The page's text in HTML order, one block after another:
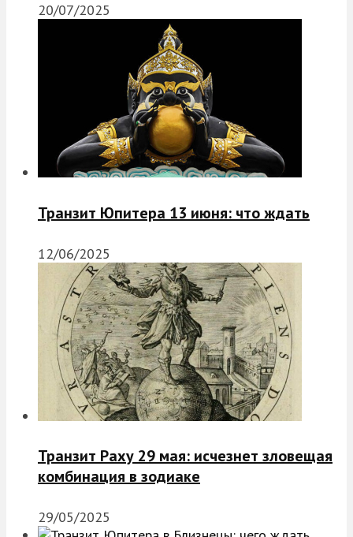
20/07/2025
Транзит Юпитера 13 июня: что ждать
12/06/2025
Транзит Раху 29 мая: исчезнет зловещая
комбинация в зодиаке
29/05/2025